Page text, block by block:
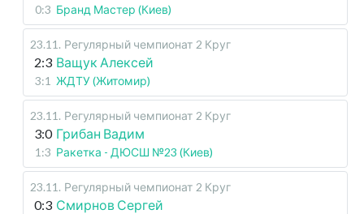
0:3 Бранд Мастер (Киев)
23.11 . Регулярный чемпионат 2 Круг
2:3 Ващук Алексей
3:1 ЖДТУ (Житомир)
23.11 . Регулярный чемпионат 2 Круг
3:0 Грибан Вадим
1:3 Ракетка - ДЮСШ №23 (Киев)
23.11 . Регулярный чемпионат 2 Круг
0:3 Смирнов Сергей